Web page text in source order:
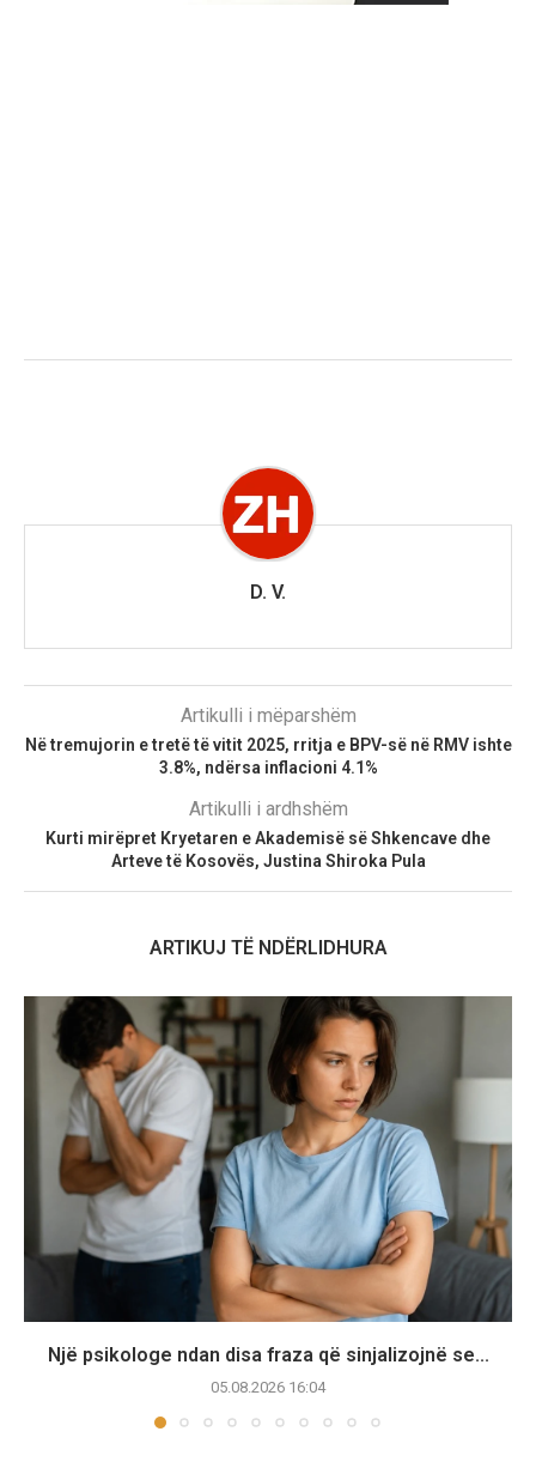
D. V.
Artikulli i mëparshëm
Në tremujorin e tretë të vitit 2025, rritja e BPV-së në RMV ishte
3.8%, ndërsa inflacioni 4.1%
Artikulli i ardhshëm
Kurti mirëpret Kryetaren e Akademisë së Shkencave dhe
Arteve të Kosovës, Justina Shiroka Pula
ARTIKUJ TË NDËRLIDHURA
Një psikologe ndan disa fraza që sinjalizojnë se...
05.08.2026 16:04